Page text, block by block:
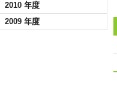
2010 年度
2009 年度